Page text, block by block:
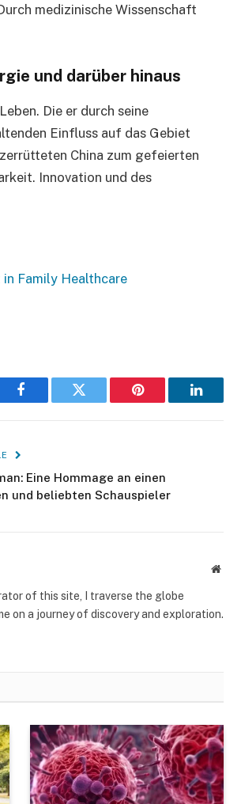
medizinische Wissenschaft
und darüber hinaus
Die er durch seine
Einfluss auf das Gebiet
China zum gefeierten
Innovation und des
Family Healthcare
Facebook Twitter Pinterest LinkedIn
Eine Hommage an einen
und beliebten Schauspieler
of this site, I traverse the globe
on a journey of discovery and exploration.